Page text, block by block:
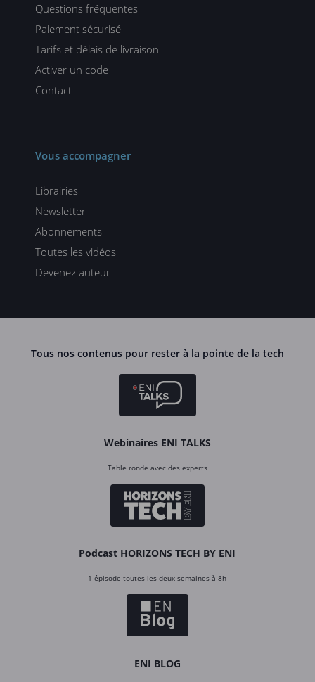
Questions fréquentes
Paiement sécurisé
Tarifs et délais de livraison
Activer un code
Contact
Vous accompagner
Librairies
Newsletter
Abonnements
Toutes les vidéos
Devenez auteur
Tous nos contenus pour rester à la pointe de la tech
Webinaires ENI TALKS
Table ronde avec des experts
Podcast HORIZONS TECH BY ENI
1 épisode toutes les deux semaines à 8h
ENI BLOG